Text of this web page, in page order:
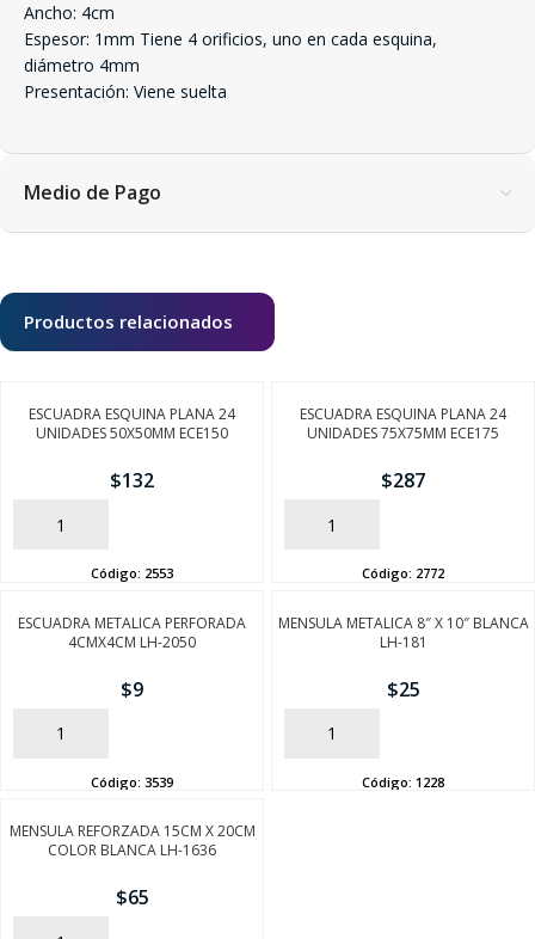
Ancho: 4cm
Espesor: 1mm Tiene 4 orificios, uno en cada esquina,
diámetro 4mm
Presentación: Viene suelta
Medio de Pago
Productos relacionados
ESCUADRA ESQUINA PLANA 24
UNIDADES 50X50MM ECE150
$132
AÑADIR
Código: 2553
ESCUADRA ESQUINA PLANA 24
UNIDADES 75X75MM ECE175
$287
AÑADIR
Código: 2772
ESCUADRA METALICA PERFORADA
4CMX4CM LH-2050
$9
AÑADIR
Código: 3539
MENSULA METALICA 8″ X 10″ BLANCA
LH-181
$25
AÑADIR
Código: 1228
MENSULA REFORZADA 15CM X 20CM
COLOR BLANCA LH-1636
$65